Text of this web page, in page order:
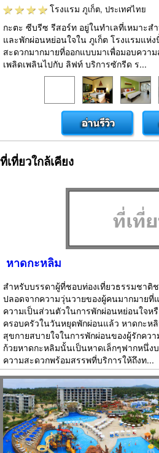
โรงแรม ภูเก็ต, ประเทศไทย
กะตะ ซีบรีซ รีสอร์ท อยู่ในทำเลที่เหมาะส
และพักผ่อนหย่อนใจใน ภูเก็ต โรงแรมแห่
สะดวกมากมายที่ออกแบบมาเพื่อมอบควา
เพลิดเพลินไปกับ ลิฟท์ บริการซักรีด ร...
ที่เที่ยวใกล้เคียง
หาดกะหลิม
สำหรับบรรดาผู้ที่ชอบท่องเที่ยวธรรมชาติ
ปลอดจากความวุ่นวายของผู้คนมากมายที่
ความเป็นส่วนตัวในการพักผ่อนหย่อนใจห
ครอบครัวในวันหยุดพักผ่อนแล้ว หาดกะห
สุขกายสบายใจในการพักผ่อนของผู้รักคว
ก้วยหาดกะหลิมนั้นเป็นหาดเล็กๆฟากหนึ่ง
ความสะดวกพร้อมสรรพที่บริการให้ถึงท...